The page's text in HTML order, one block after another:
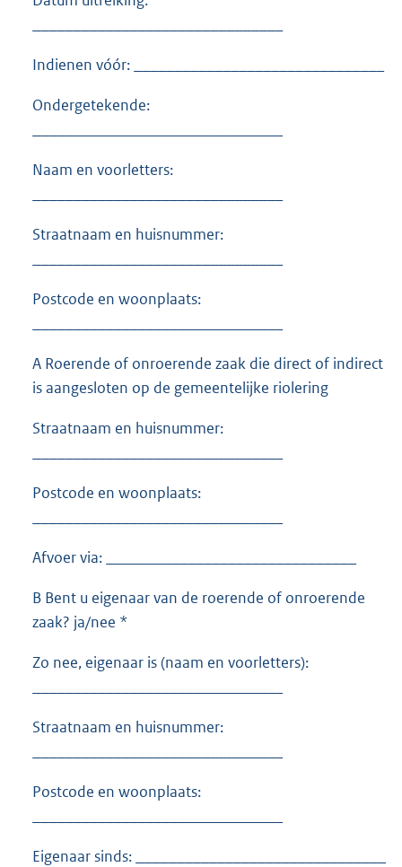
Indienen vóór: _______________________________
Ondergetekende:
Naam en voorletters:
Straatnaam en huisnummer:
Postcode en woonplaats:
A Roerende of onroerende zaak die direct of indirect
is aangesloten op de gemeentelijke riolering
Straatnaam en huisnummer:
Postcode en woonplaats:
Afvoer via: _______________________________
B Bent u eigenaar van de roerende of onroerende
zaak? ja/nee *
Zo nee, eigenaar is (naam en voorletters):
Straatnaam en huisnummer:
Postcode en woonplaats:
Eigenaar sinds: _______________________________